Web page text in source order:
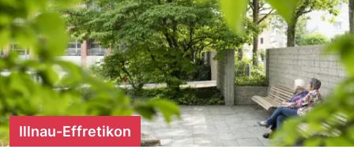
Illnau-Effretikon